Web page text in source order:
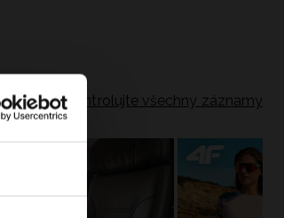
Zkontrolujte všechny záznamy